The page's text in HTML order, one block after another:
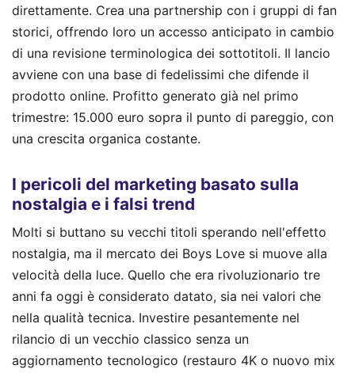
direttamente. Crea una partnership con i gruppi di fan
storici, offrendo loro un accesso anticipato in cambio
di una revisione terminologica dei sottotitoli. Il lancio
avviene con una base di fedelissimi che difende il
prodotto online. Profitto generato già nel primo
trimestre: 15.000 euro sopra il punto di pareggio, con
una crescita organica costante.
I pericoli del marketing basato sulla
nostalgia e i falsi trend
Molti si buttano su vecchi titoli sperando nell'effetto
nostalgia, ma il mercato dei Boys Love si muove alla
velocità della luce. Quello che era rivoluzionario tre
anni fa oggi è considerato datato, sia nei valori che
nella qualità tecnica. Investire pesantemente nel
rilancio di un vecchio classico senza un
aggiornamento tecnologico (restauro 4K o nuovo mix